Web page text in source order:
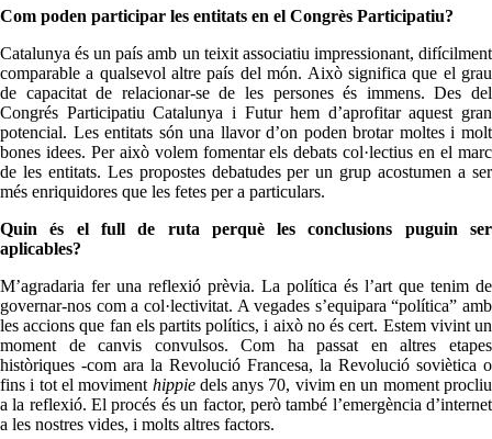
Com poden participar les entitats en el Congrès Participatiu?
Catalunya és un país amb un teixit associatiu impressionant, difícilment
comparable a qualsevol altre país del món. Això significa que el grau
de capacitat de relacionar-se de les persones és immens. Des del
Congrés Participatiu Catalunya i Futur hem d’aprofitar aquest gran
potencial. Les entitats són una llavor d’on poden brotar moltes i molt
bones idees. Per això volem fomentar els debats col·lectius en el marc
de les entitats. Les propostes debatudes per un grup acostumen a ser
més enriquidores que les fetes per a particulars.
Quin és el full de ruta perquè les conclusions puguin ser
aplicables?
M’agradaria fer una reflexió prèvia. La política és l’art que tenim de
governar-nos com a col·lectivitat. A vegades s’equipara “política” amb
les accions que fan els partits polítics, i això no és cert. Estem vivint un
moment de canvis convulsos. Com ha passat en altres etapes
històriques -com ara la Revolució Francesa, la Revolució soviètica o
fins i tot el moviment hippiedels anys 70, vivim en un moment procliu
a la reflexió. El procés és un factor, però també l’emergència d’internet
a les nostres vides, i molts altres factors.